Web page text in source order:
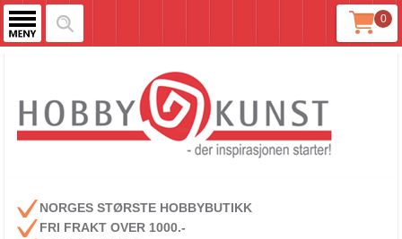
0
NORGES STØRSTE HOBBYBUTIKK
FRI FRAKT OVER 1000.-